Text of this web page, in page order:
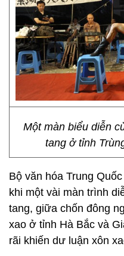
Một màn biểu diễn
tang ở tỉnh
Bộ văn hóa Trung
khi một vài màn trình
tang, giữa chốn đông
xao ở tỉnh Hà Bắc và
rãi khiến dư luận xôn